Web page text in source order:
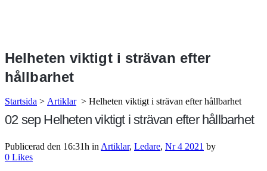
Helheten viktigt i strävan efter
hållbarhet
Startsida > Artiklar > Helheten viktigt i strävan efter hållbarhet
02 sepHelheten viktigt i strävan efter hållbarhet
Publicerad den 16:31h in Artiklar, Ledare, Nr 4 2021 by
0 Likes